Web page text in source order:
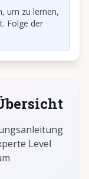
um zu lernen,
Folge der
Level